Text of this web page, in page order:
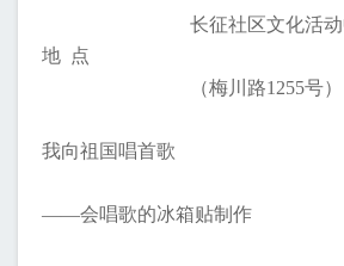
地 点
长征社区文化活
（梅川路1255号）
我向祖国唱首歌
——会唱歌的冰箱贴制作